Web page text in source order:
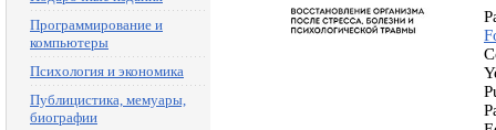
Программирование и
компьютеры
Психология и экономика
Публицистика, мемуары,
биографии